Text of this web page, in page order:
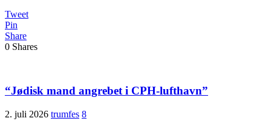
Tweet
Pin
Share
0 Shares
“Jødisk mand angrebet i CPH-lufthavn”
2. juli 2026 trumfes 8